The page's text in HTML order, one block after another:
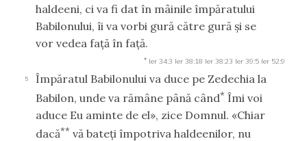
haldeeni, ci va fi dat în mâinile împăratului
Babilonului, îi va vorbi gură către gură şi se
vor vedea faţă în faţă.
* Ier 34:3 Ier 38:18 Ier 38:23 Ier 39:5 Ier 52:9
5
Împăratul Babilonului va duce pe Zedechia la
Babilon, unde va rămâne până când* Îmi voi
aduce Eu aminte de el», zice Domnul. «Chiar
dacă** vă bateţi împotriva haldeenilor, nu